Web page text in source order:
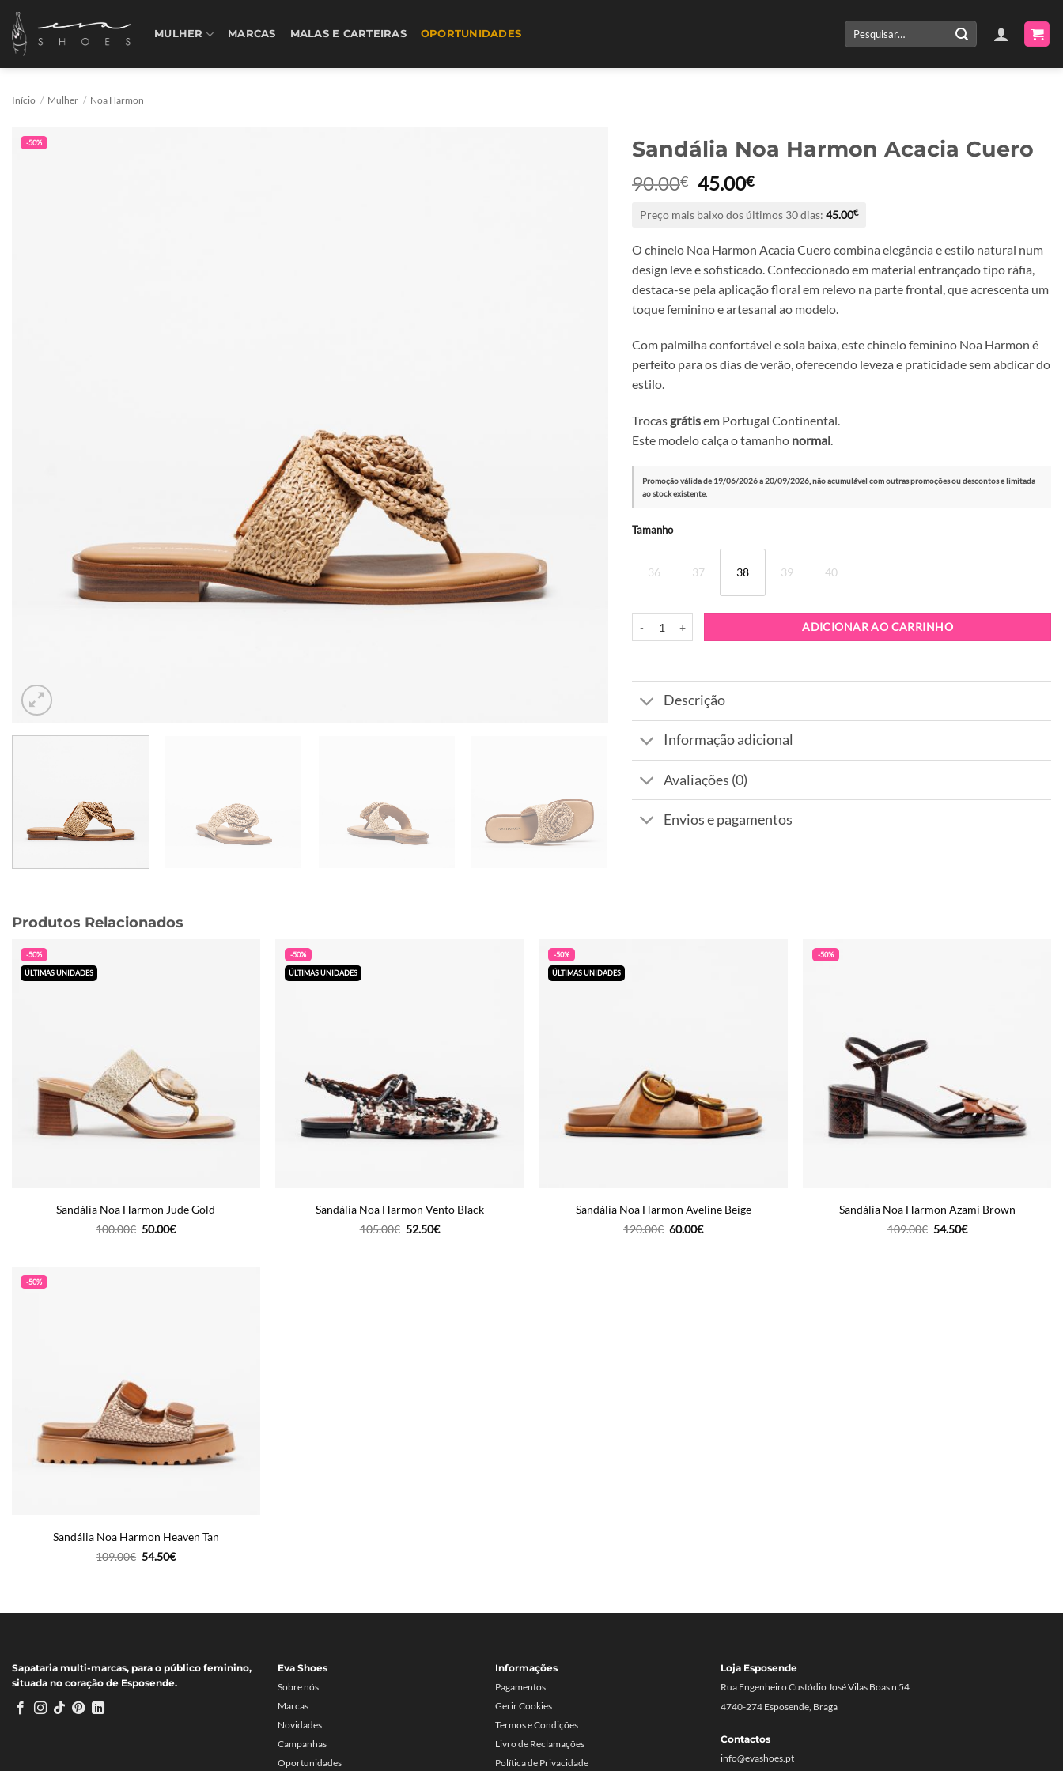
Skip
content
MULHER MARCAS MALAS E CARTEIRAS OPORTUNIDADES
Pesquisar
por:
Início / Mulher / Noa Harmon
-50% Sandália Noa Harmon Acacia Cuero
90.00€ O
original
90.00€.
45.00€O
atual
45.00€.
Preço mais baixo dos últimos 30 dias: 45.00€
O chinelo Noa Harmon Acacia Cuero combina elegância e estilo natural num
design leve e sofisticado. Confeccionado em material entrançado tipo ráfia,
destaca-se pela aplicação floral em relevo na parte frontal, que acrescenta um
toque feminino e artesanal ao modelo.
Com palmilha confortável e sola baixa, este chinelo feminino Noa Harmon é
perfeito para os dias de verão, oferecendo leveza e praticidade sem abdicar do
estilo.
Trocas grátisem Portugal Continental.
Este modelo calça o tamanho normal.
Promoção válida de 19/06/2026 a 20/09/2026, não acumulável com outras promoções ou descontos e limitada
ao stock existente.
Tamanho
36 37 38 39 40
ADICIONAR AO CARRINHO
Alternative:
Descrição
Informação adicional
Avaliações (0)
Envios e pagamentos
Produtos Relacionados
-50%
ÚLTIMAS UNIDADES
Sandália Noa Harmon Jude Gold
100.00€ O
50.00€O
-50%
ÚLTIMAS UNIDADES
Sandália Noa Harmon Vento Black
105.00€ O
52.50€O
-50%
ÚLTIMAS UNIDADES
Sandália Noa Harmon Aveline Beige
120.00€ O
60.00€O
-50%
Sandália Noa Harmon Azami Brown
109.00€ O
54.50€O
-50%
Sandália Noa Harmon Heaven Tan
109.00€ O
54.50€O
Sapataria multi-marcas, para o público feminino,
situada no coração de Esposende.
Eva Shoes
Sobre nós
Marcas
Novidades
Campanhas
Oportunidades
Informações
Pagamentos
Gerir Cookies
Termos e Condições
Livro de Reclamações
Política de Privacidade
Loja Esposende
Rua Engenheiro Custódio José Vilas Boas n 54
4740-274 Esposende, Braga
Contactos
info@evashoes.pt